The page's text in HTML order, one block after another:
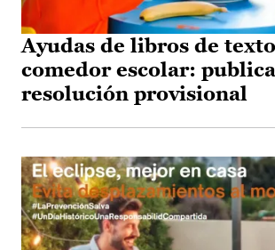
Ayudas de libros de
comedor escolar:
resolución provisional